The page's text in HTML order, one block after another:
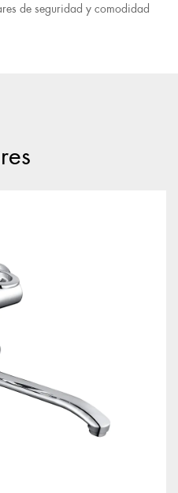
de seguridad y comodidad